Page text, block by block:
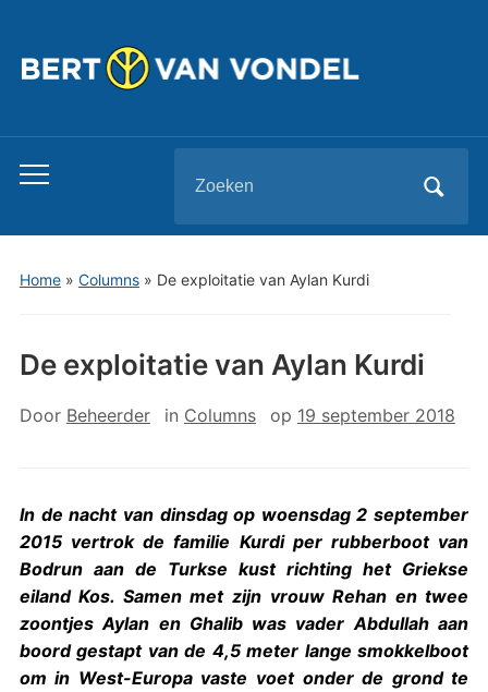
Toggle
menu
naar:
Home» Columns» De exploitatie van Aylan Kurdi
De exploitatie van Aylan Kurdi
Door Beheerder in Columns op 19 september 2018
In de nacht van dinsdag op woensdag 2 september
2015 vertrok de familie Kurdi per rubberboot van
Bodrun aan de Turkse kust richting het Griekse
eiland Kos. Samen met zijn vrouw Rehan en twee
zoontjes Aylan en Ghalib was vader Abdullah aan
boord gestapt van de 4,5 meter lange smokkelboot
om in West-Europa vaste voet onder de grond te